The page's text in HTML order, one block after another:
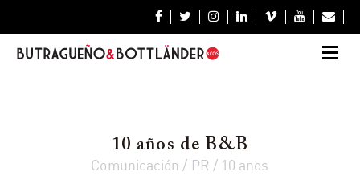







10 años de B&B
Comunicación / PR / 10 años